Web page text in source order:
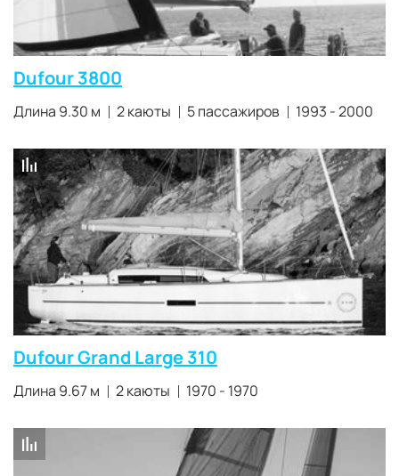
Dufour 3800
Длина 9.30 м 2 каюты 5 пассажиров 1993 - 2000
Dufour Grand Large 310
Длина 9.67 м 2 каюты 1970 - 1970